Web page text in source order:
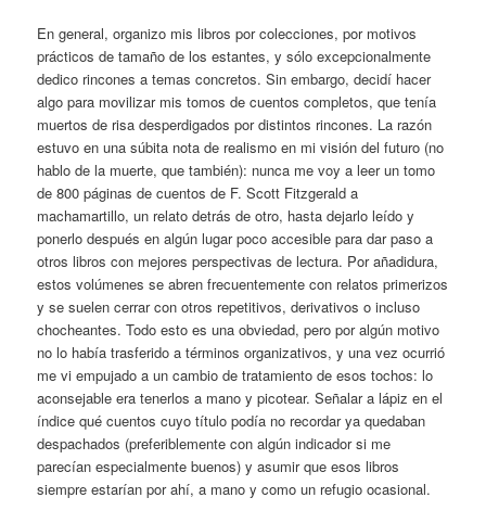
En general, organizo mis libros por colecciones, por motivos
prácticos de tamaño de los estantes, y sólo excepcionalmente
dedico rincones a temas concretos. Sin embargo, decidí hacer
algo para movilizar mis tomos de cuentos completos, que tenía
muertos de risa desperdigados por distintos rincones. La razón
estuvo en una súbita nota de realismo en mi visión del futuro (no
hablo de la muerte, que también): nunca me voy a leer un tomo
de 800 páginas de cuentos de F. Scott Fitzgerald a
machamartillo, un relato detrás de otro, hasta dejarlo leído y
ponerlo después en algún lugar poco accesible para dar paso a
otros libros con mejores perspectivas de lectura. Por añadidura,
estos volúmenes se abren frecuentemente con relatos primerizos
y se suelen cerrar con otros repetitivos, derivativos o incluso
chocheantes. Todo esto es una obviedad, pero por algún motivo
no lo había trasferido a términos organizativos, y una vez ocurrió
me vi empujado a un cambio de tratamiento de esos tochos: lo
aconsejable era tenerlos a mano y picotear. Señalar a lápiz en el
índice qué cuentos cuyo título podía no recordar ya quedaban
despachados (preferiblemente con algún indicador si me
parecían especialmente buenos) y asumir que esos libros
siempre estarían por ahí, a mano y como un refugio ocasional.